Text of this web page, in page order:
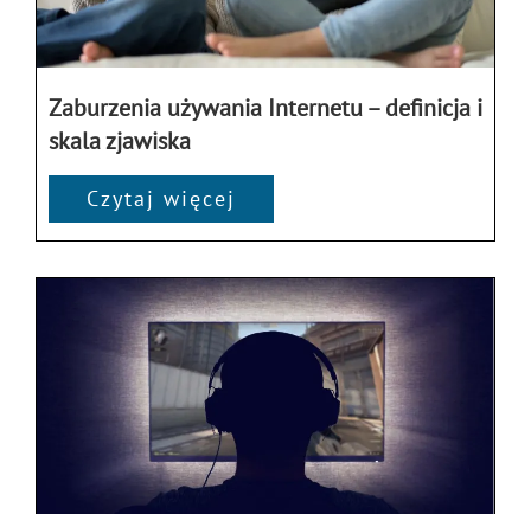
Zaburzenia używania Internetu – definicja i
skala zjawiska
Czytaj więcej